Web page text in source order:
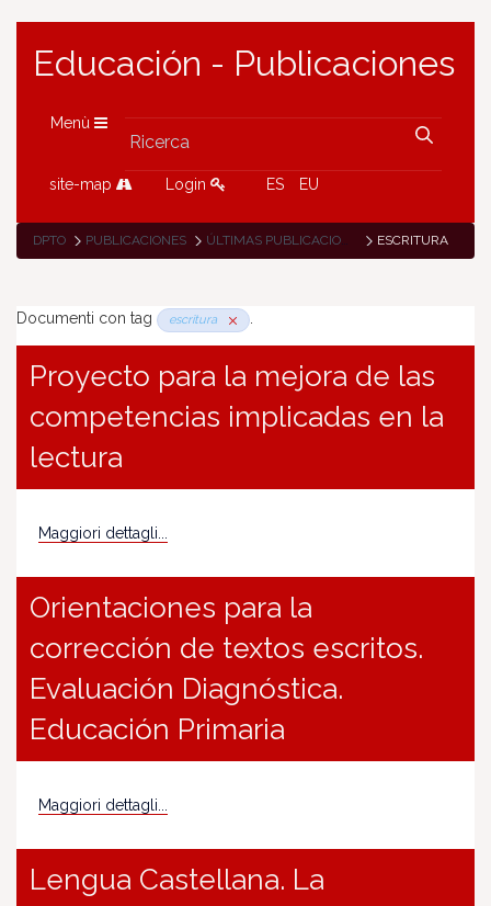
Educación - Publicaciones
Menù
site-map Login ES EU
DPTO PUBLICACIONES ÚLTIMAS PUBLICACIONES ESCRITURA
Documenti con tag escritura .
Proyecto para la mejora de las
competencias implicadas en la
lectura
Maggiori dettagli...
Orientaciones para la
corrección de textos escritos.
Evaluación Diagnóstica.
Educación Primaria
Maggiori dettagli...
Lengua Castellana. La